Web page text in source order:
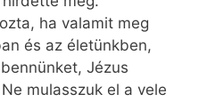
ha valamit meg
és az életünkben,
Jézus
mulasszuk el a vele